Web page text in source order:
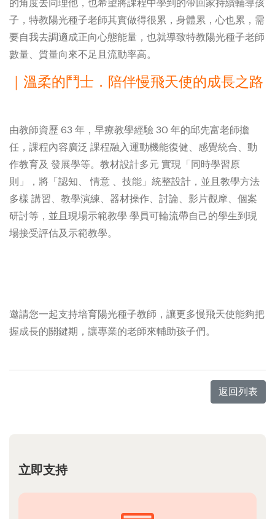
的角度去同理他，也希望將課程中學到的帶回家持續輔導孩
子，特教陽光種子老師其實做得很累，身體累，心也累，需
要自我去調適成正向心態能量，也就導致特教陽光種子老師
數量、質量向來不足且流動率高。
｜溫柔的鬥士．陪伴慢飛天使的成長之路
由教師資歷 63 年，早療教學經驗 30 年的邱先富老師擔
任，課程內容廣泛 課程融入運動機能復健、感覺統合、動
作教育及 發展學等。教材設計多元 實現「同時學習原
則」，將「認知、 情意 、技能」統整設計，並且教學方法
多樣 講習、教學演練、器材操作、討論、影片觀摩、個案
研討等，並且現場示範教學 學員可輪流帶自己的學生到現
場接受評估及示範教學。
邀請您一起支持培育陽光種子教師，讓更多慢飛天使能夠把
握成長的關鍵期，讓專業的老師來輔助孩子們。
返回列表
立即支持